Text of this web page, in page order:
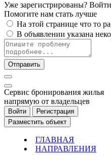
Уже зарегистрированы? Войти
Помогите нам стать лучше
На этой странице что то
В объявлении указана
Отправить
Cервис бронирования жилья
напрямую от владельцев
Войти
Регистрация
Разместить объект
ГЛАВНАЯ
НАПРАВЛЕНИЯ